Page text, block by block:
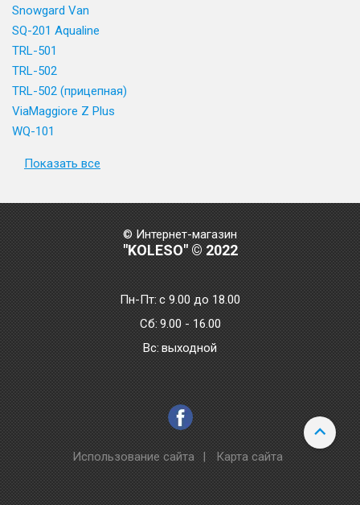
Snowgard Van
SQ-201 Aqualine
TRL-501
TRL-502
TRL-502 (прицепная)
ViaMaggiore Z Plus
WQ-101
Показать все
© Интернет-магазин
"KOLESO" © 2022
Пн-Пт:с 9.00 до 18.00
Сб: 9.00 - 16.00
Bc: выходной
Использование сайта | Карта сайта